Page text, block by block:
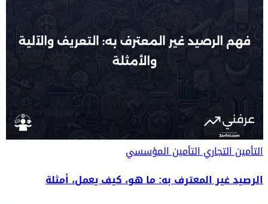
التأمين التجاريالتأمين المؤسسي
الرصيد غير المعترف به: ما هو، كيف يعمل، أمثلة